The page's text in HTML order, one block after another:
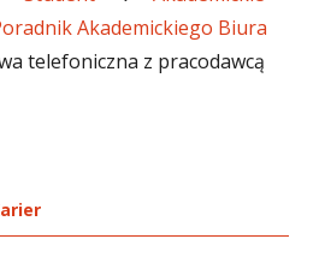
Akademickiego Biura
telefoniczna z pracodawcą